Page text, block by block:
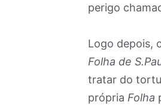
perigo
Logo depois,
Folha de
tratar do
própria Folha